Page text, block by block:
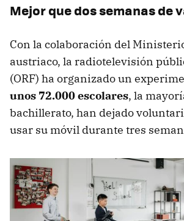
Mejor que dos semanas de
Con la colaboración del
austriaco, la radiotelevisión
(ORF) ha organizado un
unos 72.000 escolares, la
bachillerato, han dejado
usar su móvil durante tres